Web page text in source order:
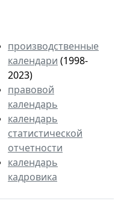
производственные
календари (1998-
2023)
правовой
календарь
календарь
статистической
отчетности
календарь
кадровика